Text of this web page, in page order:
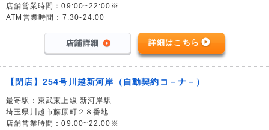
店舗営業時間：09:00~22:00※
ATM営業時間：7:30-24:00
詳細はこちら
【閉店】254号川越新河岸（自動契約コ－ナ－）
最寄駅：東武東上線 新河岸駅
埼玉県川越市藤原町２８番地
店舗営業時間：09:00~22:00※